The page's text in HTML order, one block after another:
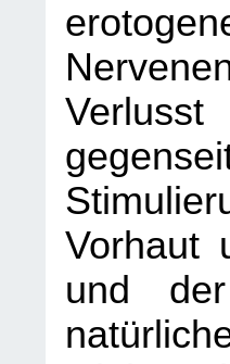
Vorhaut
und